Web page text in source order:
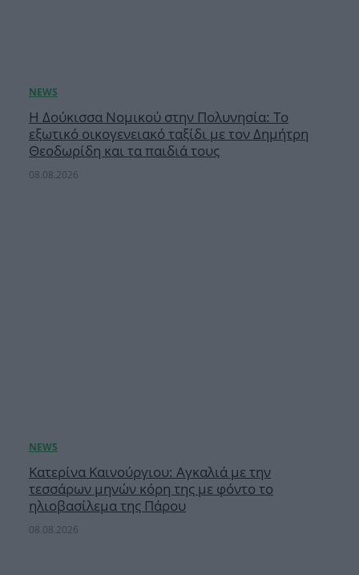
Η Δούκισσα Νομικού στην Πολυνησία: Το
εξωτικό οικογενειακό ταξίδι με τον Δημήτρη
Θεοδωρίδη και τα παιδιά τους
08.08.2026
Κατερίνα Καινούργιου: Αγκαλιά με την
τεσσάρων μηνών κόρη της με φόντο το
ηλιοβασίλεμα της Πάρου
08.08.2026